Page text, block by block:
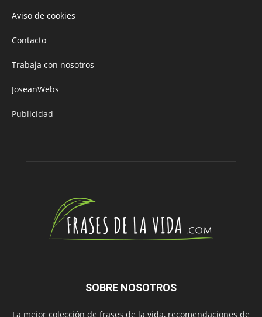
Aviso de cookies
Contacto
Trabaja con nosotros
JoseanWebs
Publicidad
SOBRE NOSOTROS
La mejor colección de frases de la vida, recomendaciones de